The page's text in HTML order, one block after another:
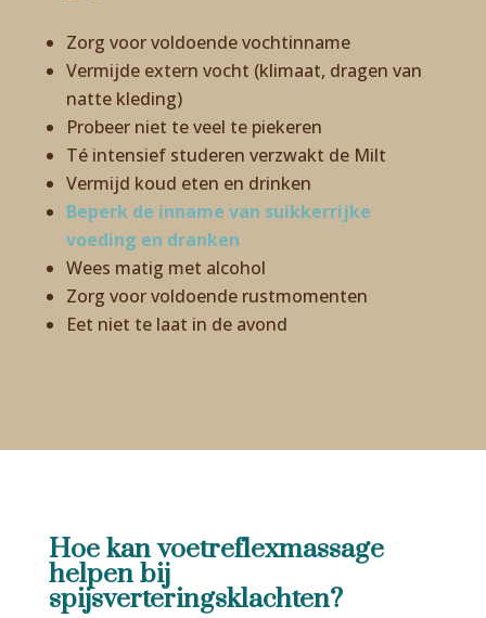
Zorg voor voldoende vochtinname
Vermijde extern vocht (klimaat, dragen van
natte kleding)
Probeer niet te veel te piekeren
Té intensief studeren verzwakt de Milt
Vermijd koud eten en drinken
Beperk de inname van suikkerrijke
voeding en dranken
Wees matig met alcohol
Zorg voor voldoende rustmomenten
Eet niet te laat in de avond
Hoe kan voetreflexmassage
helpen bij
spijsverteringsklachten?